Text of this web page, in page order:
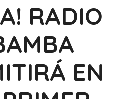
RADIO
EN